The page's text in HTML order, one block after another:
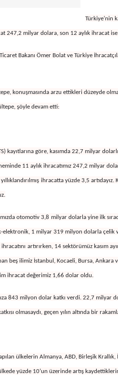
Türkiye’nin
247,2 milyar dolara, son 12 aylık ihracat
Bakanı Ömer Bolat ve Türkiye
konuşmasında arzu ettikleri düzeyde
şöyle devam etti:
kayıtlarına göre, kasımda 22,7 milyar
11 aylık ihracatımız 247,2 milyar
yıllıklandırılmış ihracatta yüzde 3,5 artıdayız.
otomotiv 3,8 milyar dolarla yine ilk
elektronik, 1 milyar 319 milyon dolarla çelik
artırırken, 14 sektörümüz kasım
beş ilimiz İstanbul, Kocaeli, Bursa, Ankara
ihracat değerimiz 1,66 dolar oldu.
843 milyon dolar katkı verdi. 22,7 milyar
olmasaydı, geçen yılın altında bir
ülkelerin Almanya, ABD, Birleşik Krallık,
yüzde 10’un üzerinde artış